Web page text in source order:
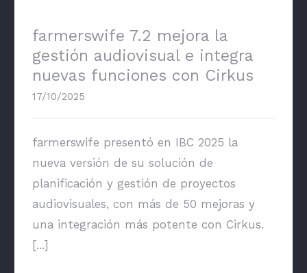
farmerswife 7.2 mejora la
gestión audiovisual e integra
nuevas funciones con Cirkus
17/10/2025
farmerswife presentó en IBC 2025 la
nueva versión de su solución de
planificación y gestión de proyectos
audiovisuales, con más de 50 mejoras y
una integración más potente con Cirkus.
[...]